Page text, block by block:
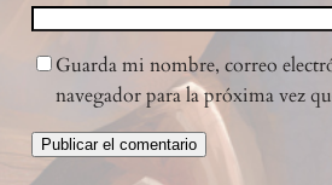
Guarda mi nombre, correo
navegador para la próxima vez